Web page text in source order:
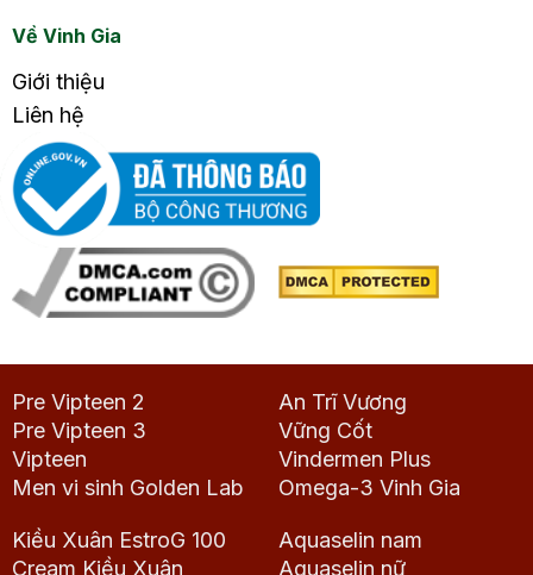
Về Vinh Gia
Giới thiệu
Liên hệ
Pre Vipteen 2
Pre Vipteen 3
Vipteen
Men vi sinh Golden Lab
An Trĩ Vương
Vững Cốt
Vindermen Plus
Omega-3 Vinh Gia
Kiều Xuân EstroG 100
Cream Kiều Xuân
Aquaselin nam
Aquaselin nữ